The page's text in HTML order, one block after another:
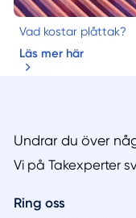
Vad kostar plåttak?
Läs mer här
Undrar du över
Vi på Takexperter
Ring oss